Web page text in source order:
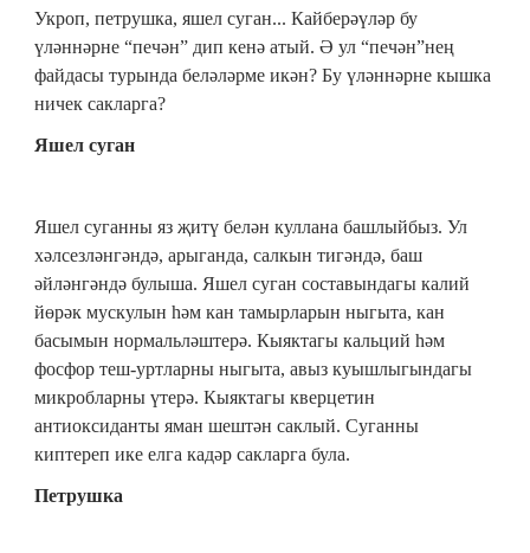
Укроп, петрушка, яшел суган... Кайберәүләр бу
үләннәрне “печән” дип кенә атый. Ә ул “печән”нең
файдасы турында беләләрме икән? Бу үләннәрне кышка
ничек сакларга?
Яшел суган
Яшел суганны яз җитү белән куллана башлыйбыз. Ул
хәлсезләнгәндә, арыганда, салкын тигәндә, баш
әйләнгәндә булыша. Яшел суган составындагы калий
йөрәк мускулын һәм кан тамырларын ныгыта, кан
басымын нормальләштерә. Кыяктагы кальций һәм
фосфор теш-уртларны ныгыта, авыз куышлыгындагы
микробларны үтерә. Кыяктагы кверцетин
антиоксиданты яман шештән саклый. Суганны
киптереп ике елга кадәр сакларга була.
Петрушка